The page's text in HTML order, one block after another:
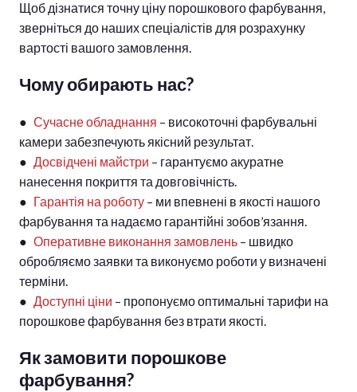
Щоб дізнатися точну ціну порошкового фарбування,
зверніться до наших спеціалістів для розрахунку
вартості вашого замовлення.
Чому обирають нас?
● Сучасне обладнання – високоточні фарбувальні
камери забезпечують якісний результат.
● Досвідчені майстри – гарантуємо акуратне
нанесення покриття та довговічність.
● Гарантія на роботу – ми впевнені в якості нашого
фарбування та надаємо гарантійні зобов’язання.
● Оперативне виконання замовлень – швидко
обробляємо заявки та виконуємо роботи у визначені
терміни.
● Доступні ціни – пропонуємо оптимальні тарифи на
порошкове фарбування без втрати якості.
Як замовити порошкове
фарбування?